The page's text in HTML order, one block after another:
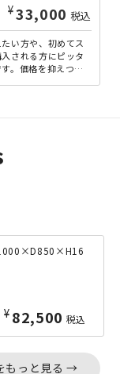
¥33,000 税込
い方や、初めてス
される方にピッタ
。価格を抑えつつ
¥ 82,500 税込
もっと見る →